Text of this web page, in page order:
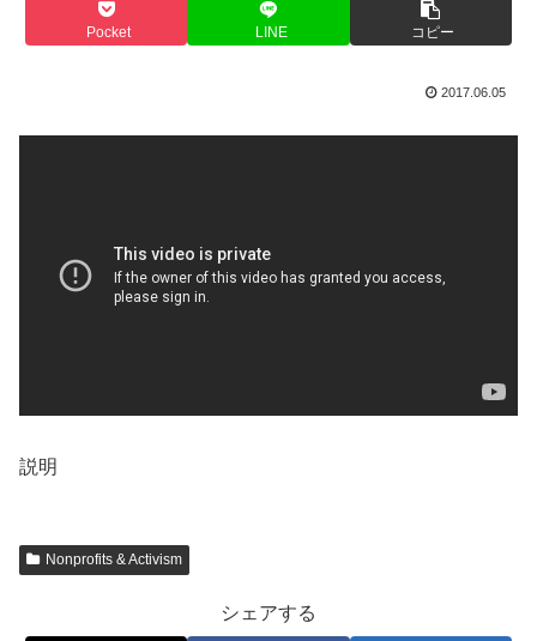
Pocket LINE コピー
2017.06.05
説明
Nonprofits & Activism
シェアする